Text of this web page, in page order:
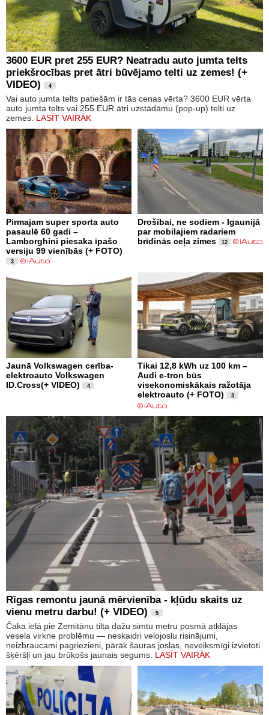
3600 EUR pret 255 EUR? Neatradu auto jumta telts
priekšrocības pret ātri būvējamo telti uz zemes! (+
VIDEO)
4
Vai auto jumta telts patiešām ir tās cenas vērta? 3600 EUR vērta
auto jumta telts vai 255 EUR ātri uzstādāmu (pop-up) telti uz
zemes. LASĪT VAIRĀK
Pirmajam super sporta auto
pasaulē 60 gadi –
Lamborghini piesaka īpašo
versiju 99 vienībās (+ FOTO)
3
Drošībai, ne sodiem - Igaunijā
par mobilajiem radariem
brīdinās ceļa zimes
12
Jaunā Volkswagen cerība-
elektroauto Volkswagen
ID.Cross(+ VIDEO)
4
Tikai 12,8 kWh uz 100 km –
Audi e-tron būs
visekonomiskākais ražotāja
elektroauto (+ FOTO)
3
Rīgas remontu jaunā mērvienība - kļūdu skaits uz
vienu metru darbu! (+ VIDEO)
5
Čaka ielā pie Zemitānu tilta dažu simtu metru posmā atklājas
vesela virkne problēmu — neskaidri velojoslu risinājumi,
neizbraucami pagriezieni, pārāk šauras joslas, neveiksmīgi izvietoti
šķēršļi un jau brūkošs jaunais segums. LASĪT VAIRĀK